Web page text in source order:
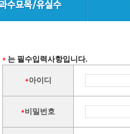
* 는 필수입력사항입니다.
*아이디
*비밀번호